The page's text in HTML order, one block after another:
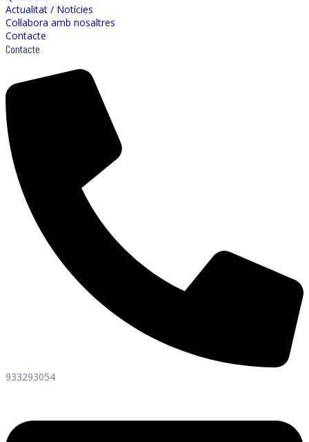
Actualitat / Notícies
Col·labora amb nosaltres
Contacte
Contacte
933293054